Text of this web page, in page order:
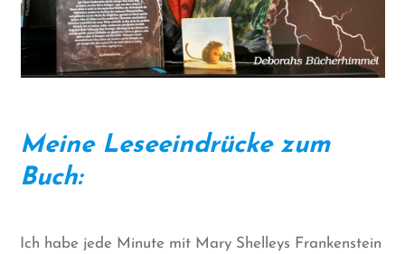
Meine Leseeindrücke zum
Buch:
Ich habe jede Minute mit Mary Shelleys Frankenstein